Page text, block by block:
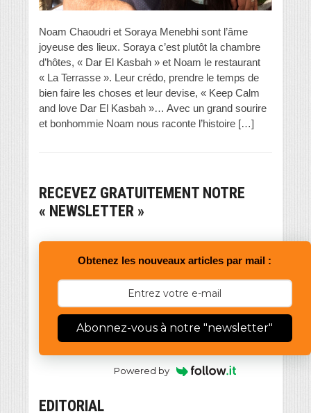
Noam Chaoudri et Soraya Menebhi sont l’âme
joyeuse des lieux. Soraya c’est plutôt la chambre
d’hôtes, « Dar El Kasbah » et Noam le restaurant
« La Terrasse ». Leur crédo, prendre le temps de
bien faire les choses et leur devise, « Keep Calm
and love Dar El Kasbah »… Avec un grand sourire
et bonhommie Noam nous raconte l’histoire […]
RECEVEZ GRATUITEMENT NOTRE
« NEWSLETTER »
Obtenez les nouveaux articles par mail :
Abonnez-vous à notre "newsletter"
Powered by
EDITORIAL